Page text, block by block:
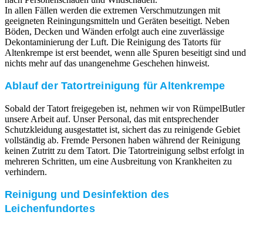
In allen Fällen werden die extremen Verschmutzungen mit
geeigneten Reiningungsmitteln und Geräten beseitigt. Neben
Böden, Decken und Wänden erfolgt auch eine zuverlässige
Dekontaminierung der Luft. Die Reinigung des Tatorts für
Altenkrempe ist erst beendet, wenn alle Spuren beseitigt sind und
nichts mehr auf das unangenehme Geschehen hinweist.
Ablauf der Tatortreinigung für Altenkrempe
Sobald der Tatort freigegeben ist, nehmen wir von RümpelButler
unsere Arbeit auf. Unser Personal, das mit entsprechender
Schutzkleidung ausgestattet ist, sichert das zu reinigende Gebiet
vollständig ab. Fremde Personen haben während der Reinigung
keinen Zutritt zu dem Tatort. Die Tatortreinigung selbst erfolgt in
mehreren Schritten, um eine Ausbreitung von Krankheiten zu
verhindern.
Reinigung und Desinfektion des
Leichenfundortes